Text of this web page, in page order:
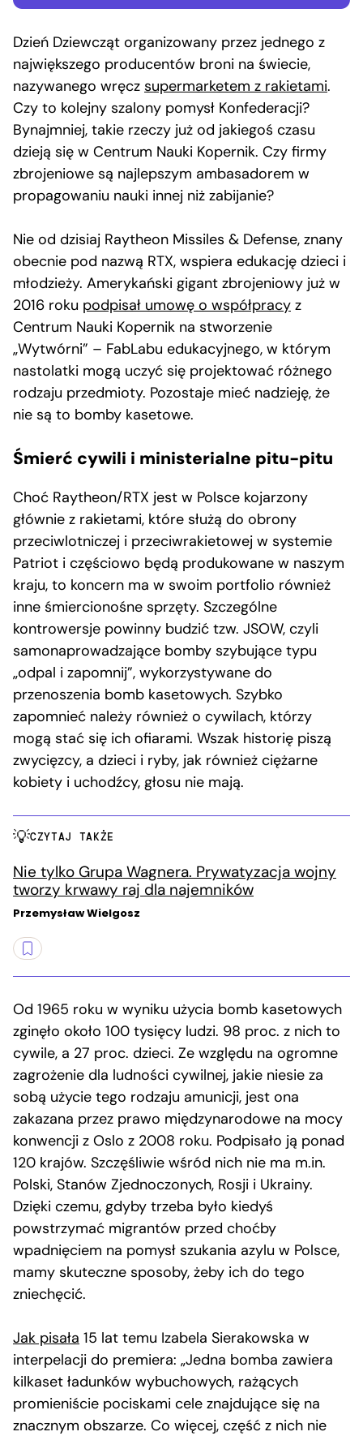
Dzień Dziewcząt organizowany przez jednego z
największego producentów broni na świecie,
nazywanego wręcz supermarketem z rakietami.
Czy to kolejny szalony pomysł Konfederacji?
Bynajmniej, takie rzeczy już od jakiegoś czasu
dzieją się w Centrum Nauki Kopernik. Czy firmy
zbrojeniowe są najlepszym ambasadorem w
propagowaniu nauki innej niż zabijanie?
Nie od dzisiaj Raytheon Missiles & Defense, znany
obecnie pod nazwą RTX, wspiera edukację dzieci i
młodzieży. Amerykański gigant zbrojeniowy już w
2016 roku podpisał umowę o współpracy z
Centrum Nauki Kopernik na stworzenie
„Wytwórni” – FabLabu edukacyjnego, w którym
nastolatki mogą uczyć się projektować różnego
rodzaju przedmioty. Pozostaje mieć nadzieję, że
nie są to bomby kasetowe.
Śmierć cywili i ministerialne pitu-pitu
Choć Raytheon/RTX jest w Polsce kojarzony
głównie z rakietami, które służą do obrony
przeciwlotniczej i przeciwrakietowej w systemie
Patriot i częściowo będą produkowane w naszym
kraju, to koncern ma w swoim portfolio również
inne śmiercionośne sprzęty. Szczególne
kontrowersje powinny budzić tzw. JSOW, czyli
samonaprowadzające bomby szybujące typu
„odpal i zapomnij”, wykorzystywane do
przenoszenia bomb kasetowych. Szybko
zapomnieć należy również o cywilach, którzy
mogą stać się ich ofiarami. Wszak historię piszą
zwycięzcy, a dzieci i ryby, jak również ciężarne
kobiety i uchodźcy, głosu nie mają.
CZYTAJ TAKŻE
Nie tylko Grupa Wagnera. Prywatyzacja wojny
tworzy krwawy raj dla najemników
Przemysław Wielgosz
Od 1965 roku w wyniku użycia bomb kasetowych
zginęło około 100 tysięcy ludzi. 98 proc. z nich to
cywile, a 27 proc. dzieci. Ze względu na ogromne
zagrożenie dla ludności cywilnej, jakie niesie za
sobą użycie tego rodzaju amunicji, jest ona
zakazana przez prawo międzynarodowe na mocy
konwencji z Oslo z 2008 roku. Podpisało ją ponad
120 krajów. Szczęśliwie wśród nich nie ma m.in.
Polski, Stanów Zjednoczonych, Rosji i Ukrainy.
Dzięki czemu, gdyby trzeba było kiedyś
powstrzymać migrantów przed choćby
wpadnięciem na pomysł szukania azylu w Polsce,
mamy skuteczne sposoby, żeby ich do tego
zniechęcić.
Jak pisała 15 lat temu Izabela Sierakowska w
interpelacji do premiera: „Jedna bomba zawiera
kilkaset ładunków wybuchowych, rażących
promieniście pociskami cele znajdujące się na
znacznym obszarze. Co więcej, część z nich nie